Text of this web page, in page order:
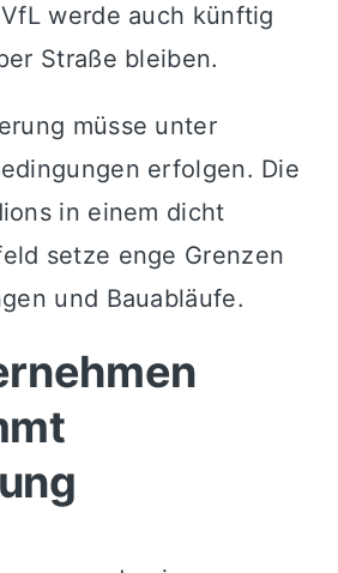
werde auch künftig
Straße bleiben.
müsse unter
erfolgen. Die
in einem dicht
setze enge Grenzen
und Bauabläufe.